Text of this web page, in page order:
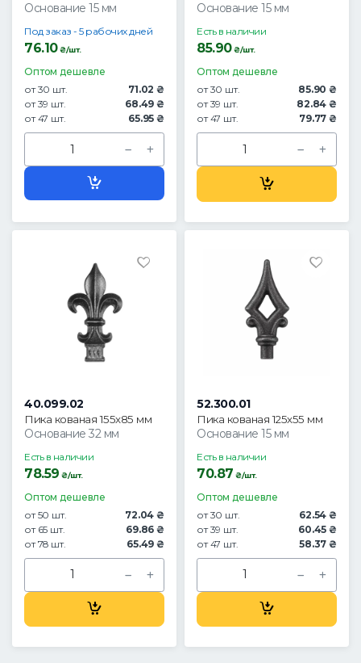
Основание 15 мм
Под заказ - 5 рабочих дней
76.10₴/шт.
Оптом дешевле
от 30 шт.
71.02 ₴
от 39 шт.
68.49 ₴
от 47 шт.
65.95 ₴
Основание 15 мм
Есть в наличии
85.90₴/шт.
Оптом дешевле
от 30 шт.
85.90 ₴
от 39 шт.
82.84 ₴
от 47 шт.
79.77 ₴
40.099.02
Пика кованая 155х85 мм
Основание 32 мм
Есть в наличии
78.59 ₴/шт.
Оптом дешевле
от 50 шт.
72.04 ₴
от 65 шт.
69.86 ₴
от 78 шт.
65.49 ₴
52.300.01
Пика кованая 125х55 мм
Основание 15 мм
Есть в наличии
70.87 ₴/шт.
Оптом дешевле
от 30 шт.
62.54 ₴
от 39 шт.
60.45 ₴
от 47 шт.
58.37 ₴